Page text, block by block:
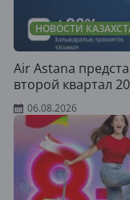
НОВОСТИ
Air Astana
второй квартал
06.08.2026